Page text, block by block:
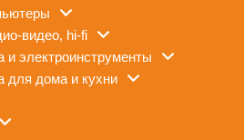
видео, hi-fi
и электроинструменты
для дома и кухни